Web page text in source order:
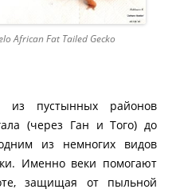
African Fat Tailed Gecko
из пустынных районов
(через Ган и Того) до
из немногих видов
Именно веки помогают
защищая от пыльной